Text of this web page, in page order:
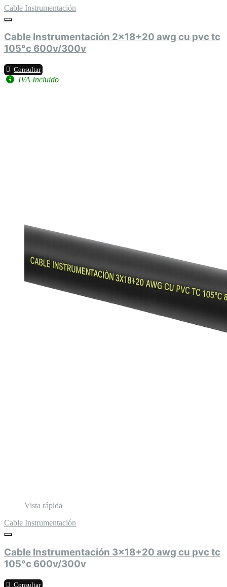
Cable Instrumentación
Cable Instrumentación 2x18+20 awg cu pvc tc
105°c 600v/300v
Consultar
IVA Incluido
Vista rápida
Cable Instrumentación
Cable Instrumentación 3x18+20 awg cu pvc tc
105°c 600v/300v
Consultar